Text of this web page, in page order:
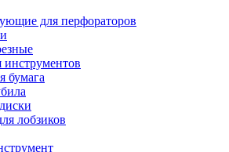
для перфораторов
инструментов
бумага
лобзиков